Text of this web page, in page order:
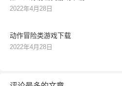
2022年4月28日
动作冒险类游戏下载
2022年4月28日